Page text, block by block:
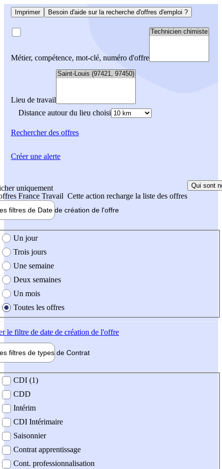
Imprimer Besoin d'aide sur la recherche d'offres d'emploi ?
Métier, compétence, mot-clé, numéro d'offre
Lieu de travail
Distance autour du lieu choisi
Rechercherdes offres
uniquement
France Travail Cette action recharge la liste des offres
Qui sont
filtres de Date de création de l'offre
création de l'offre
Un jour
Trois jours
Une semaine
Deux semaines
Un mois
Toutes les offres
le filtre de date de création de l'offre
filtres de types de Contrat
contrat
CDI (1)
CDD
Intérim
CDI Intérimaire
Saisonnier
Contrat apprentissage
Cont. professionnalisation
Créer une alerte